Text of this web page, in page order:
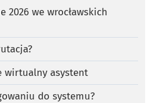
2026 we wrocławskich
wirtualny asystent
do systemu?